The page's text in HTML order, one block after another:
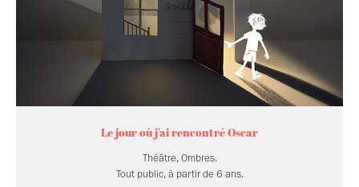
Le jour où j'ai rencontré Oscar
Théâtre, Ombres.
Tout public, à partir de 6 ans.